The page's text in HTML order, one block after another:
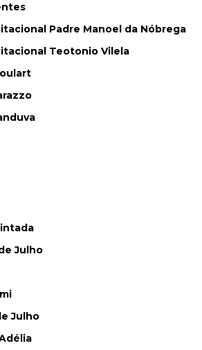
Padre Manoel da Nóbrega
Teotonio Vilela
Julho
Julho